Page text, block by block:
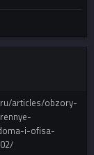
articles/obzory-
i-ofisa-